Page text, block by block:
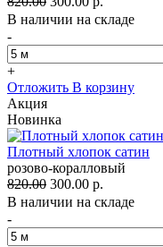
В наличии на складе
-
+
Отложить В корзину
Акция
Новинка
Плотный хлопок сатин
розово-коралловый
820.00 300.00 р.
В наличии на складе
-